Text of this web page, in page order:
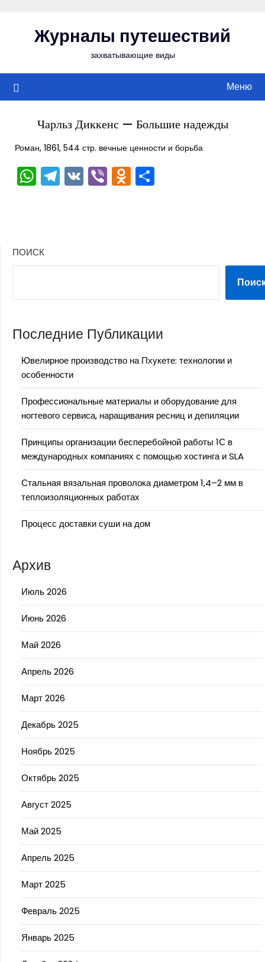
содержимомуЖурналы путешествий
захватывающие виды
Меню
Чарльз Диккенс — Большие надежды
Роман, 1861, 544 стр. вечные ценности и борьба
WhatsApp
Telegram
VKViberOdnoklassniki
ПОИСК
Последние Публикации
Ювелирное производство на Пхукете: технологии и
особенности
Профессиональные материалы и оборудование для
ногтевого сервиса, наращивания ресниц и депиляции
Принципы организации бесперебойной работы 1С в
международных компаниях с помощью хостинга и SLA
Стальная вязальная проволока диаметром 1,4–2 мм в
теплоизоляционных работах
Процесс доставки суши на дом
Архив
Июль 2026
Июнь 2026
Май 2026
Апрель 2026
Март 2026
Декабрь 2025
Ноябрь 2025
Октябрь 2025
Август 2025
Май 2025
Апрель 2025
Март 2025
Февраль 2025
Январь 2025